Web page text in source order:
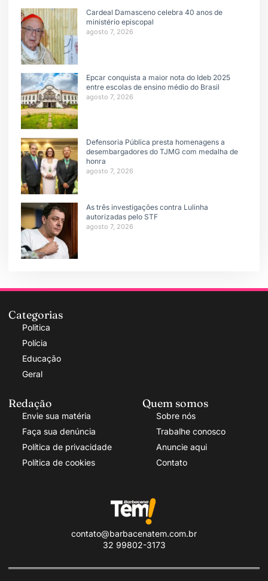
Cardeal Damasceno celebra 40 anos de
ministério episcopal
agosto 7, 2026
Epcar conquista a maior nota do Ideb 2025
entre escolas de ensino médio do Brasil
agosto 7, 2026
Defensoria Pública presta homenagens a
desembargadores do TJMG com medalha de
honra
agosto 7, 2026
As três investigações contra Lulinha
autorizadas pelo STF
agosto 7, 2026
Categorias
Politica
Polícia
Educação
Geral
Redação
Envie sua matéria
Faça sua denúncia
Política de privacidade
Política de cookies
Quem somos
Sobre nós
Trabalhe conosco
Anuncie aqui
Contato
contato@barbacenatem.com.br
32 99802-3173